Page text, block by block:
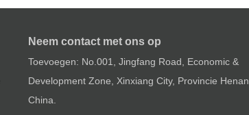
Neem contact met ons op
Toevoegen: No.001, Jingfang Road, Economic &
Development Zone, Xinxiang City, Provincie Henan.
China.